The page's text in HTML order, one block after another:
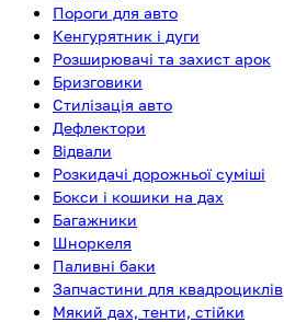
Пороги для авто
Кенгурятник і дуги
Розширювачі та захист арок
Бризговики
Стилізація авто
Дефлектори
Відвали
Розкидачі дорожньої суміші
Бокси і кошики на дах
Багажники
Шноркеля
Паливні баки
Запчастини для квадроциклів
Мякий дах, тенти, стійки